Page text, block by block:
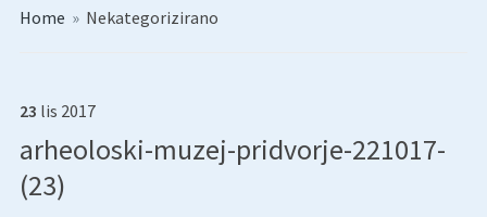
Home » Nekategorizirano
23 lis 2017
arheoloski-muzej-pridvorje-221017-
(23)